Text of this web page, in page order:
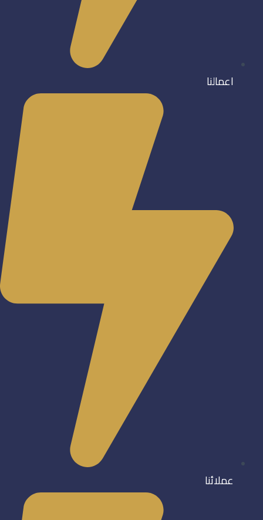
اعمالنا
عملائنا